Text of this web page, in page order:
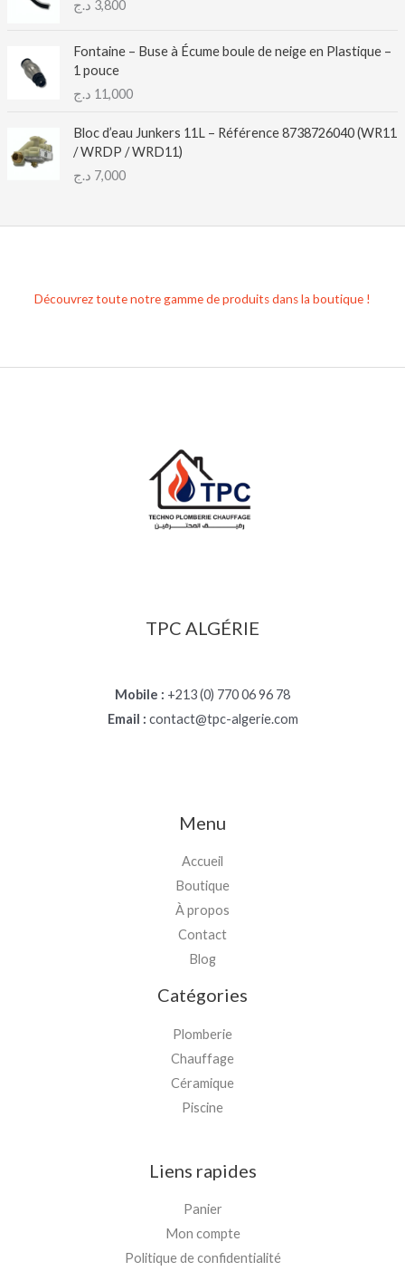
3,800 د.ج
Fontaine – Buse à Écume boule de neige en Plastique –
1 pouce
11,000 د.ج
Bloc d’eau Junkers 11L – Référence 8738726040 (WR11
/ WRDP / WRD11)
7,000 د.ج
Découvrez toute notre gamme de produits dans la boutique !
TPC ALGÉRIE
Mobile : +213 (0) 770 06 96 78
Email : contact@tpc-algerie.com
Menu
Accueil
Boutique
À propos
Contact
Blog
Catégories
Plomberie
Chauffage
Céramique
Piscine
Liens rapides
Panier
Mon compte
Politique de confidentialité